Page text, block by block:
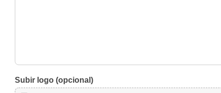
Subir logo (opcional)